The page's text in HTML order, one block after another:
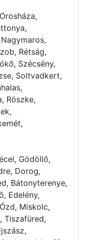
Rétság,
Szécsény,
Soltvadkert,
Röszke,
Gödöllő,
Dorog,
Bátonyterenye,
Edelény,
Miskolc,
Tiszafüred,